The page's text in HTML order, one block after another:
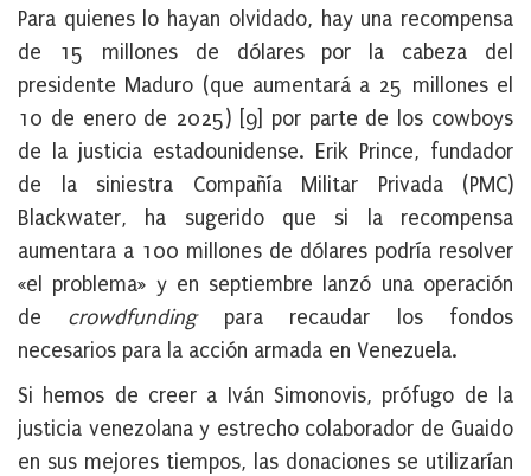
Para quienes lo hayan olvidado, hay una recompensa
de 15 millones de dólares por la cabeza del
presidente Maduro (que aumentará a 25 millones el
10 de enero de 2025) [9] por parte de los cowboys
de la justicia estadounidense. Erik Prince, fundador
de la siniestra Compañía Militar Privada (PMC)
Blackwater, ha sugerido que si la recompensa
aumentara a 100 millones de dólares podría resolver
«el problema» y en septiembre lanzó una operación
de crowdfundingpara recaudar los fondos
necesarios para la acción armada en Venezuela.
Si hemos de creer a Iván Simonovis, prófugo de la
justicia venezolana y estrecho colaborador de Guaido
en sus mejores tiempos, las donaciones se utilizarían